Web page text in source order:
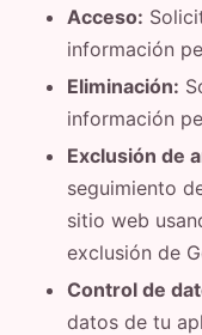
Acceso:
información
Eliminación:
información
Exclusión de
seguimiento
sitio web
exclusión de
Control de
datos de tu